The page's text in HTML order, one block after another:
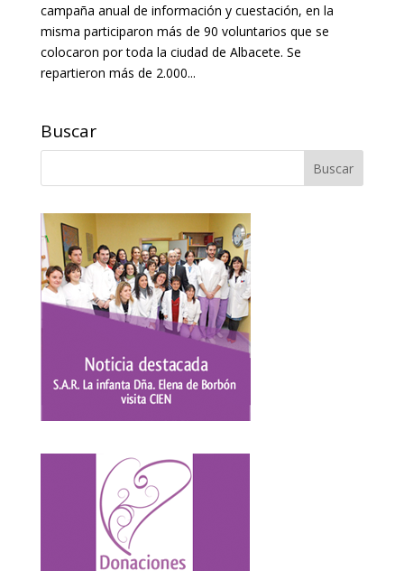
campaña anual de información y cuestación, en la
misma participaron más de 90 voluntarios que se
colocaron por toda la ciudad de Albacete. Se
repartieron más de 2.000...
Buscar